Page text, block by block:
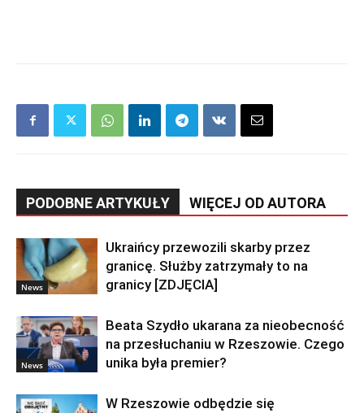
PODOBNE ARTYKUŁY WIĘCEJ OD AUTORA
News
Ukraińcy przewozili skarby przez
granicę. Służby zatrzymały to na
granicy [ZDJĘCIA]
News
Beata Szydło ukarana za nieobecność
na przesłuchaniu w Rzeszowie. Czego
unika była premier?
W Rzeszowie odbędzie się